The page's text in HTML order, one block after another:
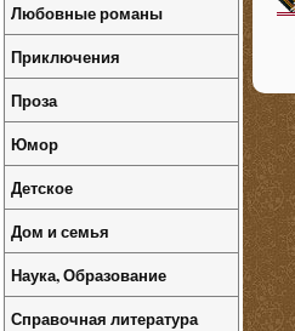
Любовные романы
Приключения
Проза
Юмор
Детское
Дом и семья
Наука, Образование
Справочная литература